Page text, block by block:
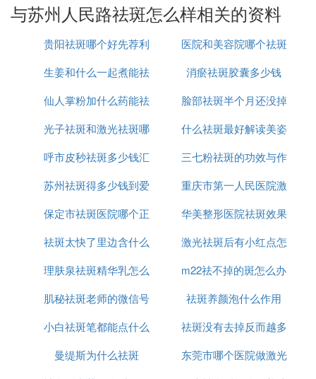
与苏州人民路祛斑怎么样相关的资料
贵阳祛斑哪个好先荐利
美康
医院和美容院哪个祛斑
好
生姜和什么一起煮能祛
斑
消瘀祛斑胶囊多少钱
仙人掌粉加什么药能祛
斑
脸部祛斑半个月还没掉
痂怎么办
光子祛斑和激光祛斑哪
个更安全
什么祛斑最好解读美姿
尔
呼市皮秒祛斑多少钱汇
仁京美
三七粉祛斑的功效与作
用是什么
苏州祛斑得多少钱到爱
思特简介
重庆市第一人民医院激
光祛斑怎么样
保定市祛斑医院哪个正
规
华美整形医院祛斑效果
怎么样
祛斑太快了里边含什么
成分
激光祛斑后有小红点怎
么回事
理肤泉祛斑精华乳怎么
用
m22祛不掉的斑怎么办
肌秘祛斑老师的微信号
是多少
祛斑养颜泡什么作用
小白祛斑笔都能点什么
祛斑没有去掉反而越多
怎么办
曼缇斯为什么祛斑
东莞市哪个医院做激光